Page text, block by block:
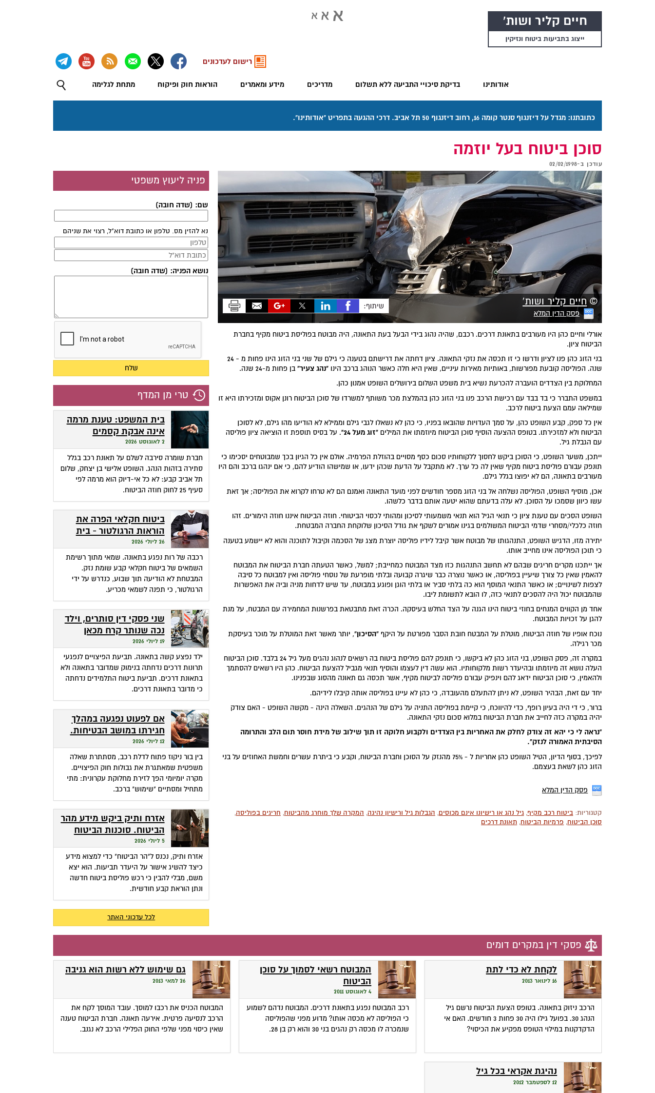
חיים קליר ושות'
ייצוג בתביעות ביטוח ונזיקין
אודותינו בדיקת סיכויי התביעה ללא תשלום מדריכים מידע ומאמרים הוראות חוק ופיקוח מתחת לגלימה
רישום לעדכונים
כתובתנו: מגדל על דיזנגוף סנטר קומה 16, רחוב דיזנגוף 50 תל אביב. דרכי ההגעה בתפריט "אודותינו".
סוכן ביטוח בעל יוזמה
עודכן ב-02/02/1998
©חיים קליר ושות'
פסק הדין המלא
שיתוף:
אורלי וחיים כהן היו מעורבים בתאונת דרכים. רכבם, שהיה נהוג בידי הבעל בעת התאונה, היה מבוטח בפוליסת ביטוח מקיף בחברת
הביטוח ציון.
בני הזוג כהן פנו לציון ודרשו כי זו תכסה את נזקי התאונה. ציון דחתה את דרישתם בטענה כי גילם של שני בני הזוג הינו פחות מ - 24
שנה. הפוליסה קובעת מפורשות, באותיות מאירות עיניים, שאין היא חלה כאשר הנוהג ברכב הינו "נהג צעיר" בן פחות מ-24 שנה.
המחלוקת בין הצדדים הועברה להכרעת נשיא בית משפט השלום בירושלים השופט אמנון כהן.
במשפט התברר כי בד בבד עם רכישת הרכב פנו בני הזוג כהן בהמלצת מכר משותף למשרדו של סוכן הביטוח רונן אקוס ומזכירתו היא זו
שמילאה עמם הצעת ביטוח לרכב.
אין כל ספק, קבע השופט כהן, על סמך העדויות שהובאו בפניו, כי כהן לא נשאלו לגבי גילם וממילא לא הודיעו מהו גילם, לא לסוכן
הביטוח ולא למזכירתו. בטופס ההצעה הוסיף סוכן הביטוח מיוזמתו את המילים "זוג מעל 24"
. על בסיס תוספת זו הוציאה ציון פוליסה
עם הגבלת גיל.
ייתכן, משער השופט, כי הסוכן ביקש לחסוך ללקוחותיו סכום כסף מסויים בהוזלת הפרמיה. אולם אין כל הגיון בכך שמבוטחים יסכימו כי
תונפק עבורם פוליסת ביטוח מקיף שאין לה כל ערך. לא מתקבל על הדעת שכהן ידעו, או שמישהו הודיע להם, כי אם ינהגו ברכב והם היו
מעורבים בתאונה, הם לא יפוצו בגלל גילם.
אכן, מוסיף השופט, הפוליסה נשלחה אל בני הזוג מספר חודשים לפני מועד התאונה ואמנם הם לא טרחו לקרוא את הפוליסה; אך זאת
עשו כיוון שסמכו על הסוכן. לא עלה בדעתם שהוא יטעה אותם בדבר כלשהו.
השופט הסכים עם טענת ציון כי תנאי הגיל הוא תנאי משמעותי לסיכון ומהותי לכסוי הביטוחי. חוזה הביטוח איננו חוזה הימורים. זהו
חוזה כלכלי/מסחרי שדמי הביטוח המשולמים בגינו אמורים לשקף את גודל הסיכון שלוקחת החברה המבטחת.
יתירה מזו, הדגיש השופט, התנהגותו של מבוטח אשר קיבל לידיו פוליסה יוצרת מצג של הסכמה וקיבול לתוכנה והוא לא יישמע בטענה
כי תוכן הפוליסה אינו מחייב אותו.
אך ייתכנו מקרים חריגים שבהם לא תחשב התנהגות כזו מצד המבוטח כמחייבת; למשל, כאשר הטעתה חברת הביטוח את המבוטח
להאמין שאין כל צורך שיעיין בפוליסה, או כאשר נוצרה כבר שיגרה קבועה ובלתי מופרעת של נוסחי פוליסה ואין למבוטח כל סיבה
לצפות לשינויים; או כאשר התנאי המוסף הוא כה בלתי סביר או בלתי הוגן ופוגע במבוטח, עד שיש לדחות מניה וביה את האפשרות
שהמבוטח יכול היה להסכים לתנאי כזה, לו הובא לתשומת ליבו.
אחד מן הקווים המנחים בחוזי ביטוח הינו הגנה על הצד החלש בעיסקה. הכרה זאת מתבטאת בפרשנות המחמירה עם המבטח, על מנת
להגן על זכויות המבוטח.
נוכח אופיו של חוזה הביטוח, מוטלת על המבטח חובת הסבר מפורטת על היקף "הסיכון", יותר מאשר זאת המוטלת על מוכר בעיסקת
מכר רגילה.
במקרה זה, פסק השופט, בני הזוג כהן לא ביקשו, כי תונפק להם פוליסת ביטוח בה רשאים לנהוג נהגים מעל גיל 24 בלבד. סוכן הביטוח
העלה נושא זה מיוזמתו ובהיעדר רשות מלקוחותיו. הוא עשה דין לעצמו והוסיף תנאי מגביל להצעת הביטוח. כהן היו רשאים להסתמך
ולהאמין, כי סוכן הביטוח ידאג להם וינפיק עבורם פוליסה לביטוח מקיף, אשר תכסה גם תאונה מהסוג שבפנינו.
יחד עם זאת, הבהיר השופט, לא ניתן להתעלם מהעובדה, כי כהן לא עיינו בפוליסה אותה קיבלו לידיהם.
ברור, כי די היה בעיון רופף, כדי להיווכח, כי קיימת בפוליסה התניה על גילם של הנהגים. השאלה הינה - מקשה השופט - האם צודק
יהיה במקרה כזה לחייב את חברת הביטוח במלוא סכום נזקי התאונה.
"נראה לי כי יהא זה צודק לחלק את האחריות בין הצדדים ולקבוע חלוקה זו תוך שילוב של מידת חוסר תום הלב והתרומה
הסיבתית האמורה לנזק".
לפיכך, בסוף הדיון, הטיל השופט כהן אחריות ל - 75% מהנזק על הסוכן וחברת הביטוח, וקבע כי ביתרת עשרים וחמשת האחוזים על בני
הזוג כהן לשאת בעצמם.
פסק הדין המלא
קטגוריות: ביטוח רכב מקיף, גיל נהג או רישיונו אינם מכוסים, הגבלות גיל ורישיון נהיגה, המקרה שלך מוחרג מהביטוח, חריגים בפוליסה,
סוכן הביטוח, פרמיות הביטוח, תאונת דרכים
פניה ליעוץ משפטי
שם: (שדה חובה)
נא להזין מס. טלפון או כתובת דוא"ל, רצוי את שניהם
נושא הפניה: (שדה חובה)
טרי מן המדף
בית המשפט: טענת מרמה
אינה אבקת קסמים
שהופכת אי-דיוק לפטור
מתשלום
2 לאוגוסט 2026
חברת שומרה סירבה לשלם על תאונת רכב בגלל
סתירה בזהות הנהג. השופט אלישי בן יצחק, שלום
תל אביב קבע: לא כל אי-דיוק הוא מרמה לפי
סעיף 25 לחוק חוזה הביטוח.
ביטוח חקלאי הפרה את
הוראות הרגולטור - בית
המשפט חילץ אותה
26 ליולי 2026
רכבה של רות נפגע בתאונה. שמאי מתוך רשימת
השמאים של ביטוח חקלאי קבע שומת נזק.
המבטחת לא הודיעה תוך שבוע, כנדרש על ידי
הרגולטור, כי תפנה לשמאי מכריע.
שני פסקי דין סותרים, וילד
נכה שנותר קרח מכאן
ומכאן
19 ליולי 2026
ילד נפצע קשה בתאונה. תביעת הפיצויים לנפגעי
תרונות דרכים נדחתה בנימוק שמדובר בתאונה ולא
בתאונת דרכים. תביעת ביטוח התלמידים נדחתה
כי מדובר בתאונת דרכים.
אם לפעוט נפגעה במהלך
חגירתו במושב הבטיחות.
האם זכאית לפיצויים?
12 ליולי 2026
בין בור ניקוז פתוח לדלת רכב, מסתתרת שאלה
משפטית שמאתגרת את גבולות חוק הפיצויים.
מקרה יומיומי הפך לזירת מחלוקת עקרונית: מתי
מתחיל ומסתיים "שימוש" ברכב.
אזרח ותיק ביקש מידע מהר
הביטוח. סוכנות הביטוח
גבתה מחשבונו פרמיות
5 ליולי 2026
אזרח ותיק, נכנס ל"הר הביטוח" כדי למצוא מידע
כיצד להשיג אישור על היעדר תביעות. הוא יצא
משם, מבלי להבין כי רכש פוליסת ביטוח חדשה
ונתן הוראת קבע חודשית.
לכל עדכוני האתר
פסקי דין במקרים דומים
לקחת לא כדי לתת
16 לינואר 2013
הרכב ניזוק בתאונה. בטופס הצעת הביטוח נרשם גיל
הנהג 30. בפועל גילו היה 30 פחות 3 חודשים. האם אי
הדקדקנות במילוי הטופס מפקיע את הכיסוי?
המבוטח רשאי לסמוך על סוכן
הביטוח
4 לאוגוסט 2011
רכב המבוטח נפגע בתאונת דרכים. המבוטח נדהם לשמוע
כי הפוליסה לא מכסה אותו? מדוע מפני שהפוליסה
שנמכרה לו מכסה רק נהגים בני 30 והוא רק בן 28.
גם שימוש ללא רשות הוא גניבה
26 למאי 2013
המבוטח הכניס את רכבו למוסך. עובד המוסך לקח את
הרכב לנסיעה פרטית. אירעה תאונה. חברת הביטוח טענה
שאין כיסוי מפני שלפי החוק הפלילי הרכב לא נגנב.
נהיגת אקראי בכל גיל
12 לספטמבר 2012